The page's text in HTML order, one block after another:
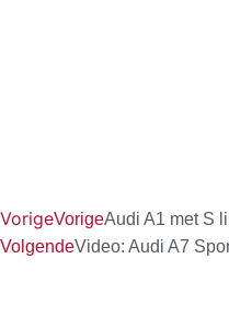
VorigeVorigeAudi A1 met S
VolgendeVideo: Audi A7